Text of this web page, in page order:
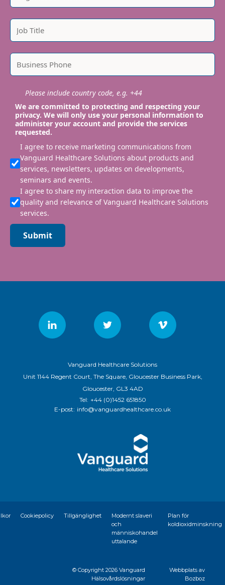
Please include country code, e.g. +44
We are committed to protecting and respecting your
privacy. We will only use your personal information to
administer your account and provide the services
requested.
I agree to receive marketing communications from
Vanguard Healthcare Solutions about products and
services, newsletters, updates on developments,
seminars and events.
I agree to share my interaction data to improve the
quality and relevance of Vanguard Healthcare Solutions
services.
Submit
Vanguard Healthcare Solutions
Unit 1144 Regent Court, The Square, Gloucester Business Park,
Gloucester, GL3 4AD
Tel: +44 (0)1452 651850
E-post: info@vanguardhealthcare.co.uk
Cookiepolicy Tillgänglighet
Modernt slaveri
och
människohandel
uttalande
Plan för
koldioxidminskning
© Copyright 2026 Vanguard
Hälsovårdslösningar
Webbplats av
Bozboz